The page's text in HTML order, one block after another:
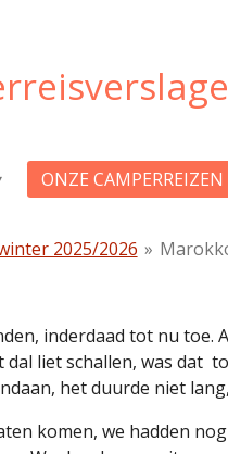
ONZE CAMPERREIZEN
2025/2026 »
inderdaad tot nu
liet schallen, was dat
het duurde niet
komen, we hadden